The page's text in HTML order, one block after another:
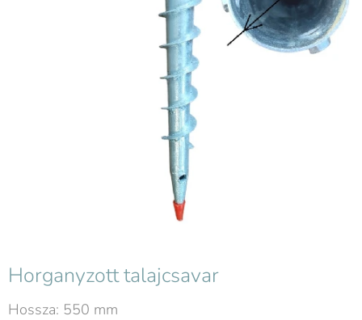
Horganyzott talajcsavar
Hossza: 550 mm